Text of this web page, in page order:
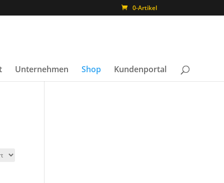
0-Artikel
Unternehmen Shop Kundenportal